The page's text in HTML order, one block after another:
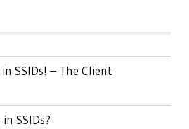
SSIDs! – The Client
SSIDs?